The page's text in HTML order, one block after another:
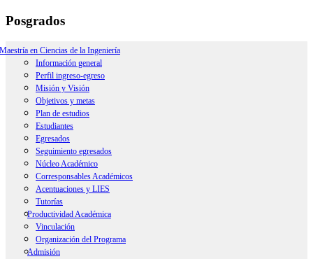
Posgrados
Maestría en Ciencias de la Ingeniería
Información general
Perfil ingreso-egreso
Misión y Visión
Objetivos y metas
Plan de estudios
Estudiantes
Egresados
Seguimiento egresados
Núcleo Académico
Corresponsables Académicos
Acentuaciones y LIES
Tutorías
Productividad Académica
Resumen
Artículos Indexados
Vinculación
Organización del Programa
Admisión